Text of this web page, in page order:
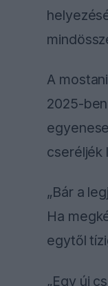
A
2025-
cseréljék
„Bár a
Ha
egytől
„Egy új